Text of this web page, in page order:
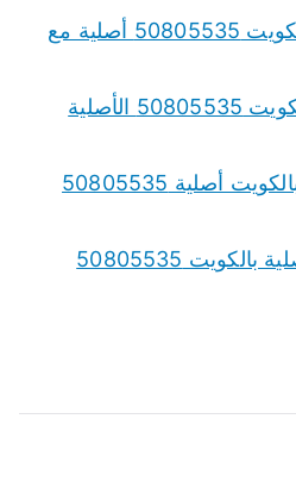
قطع غيار دومي Domi الكويت 50805535 أصلية مع
قطع غيار جيلي Geely الكويت 50805535 الأصلية
قطع غيار جيتور Jetour بالكويت أصلية 50805535
قطع غيار بايك BAIC الأصلية بالكويت 50805535